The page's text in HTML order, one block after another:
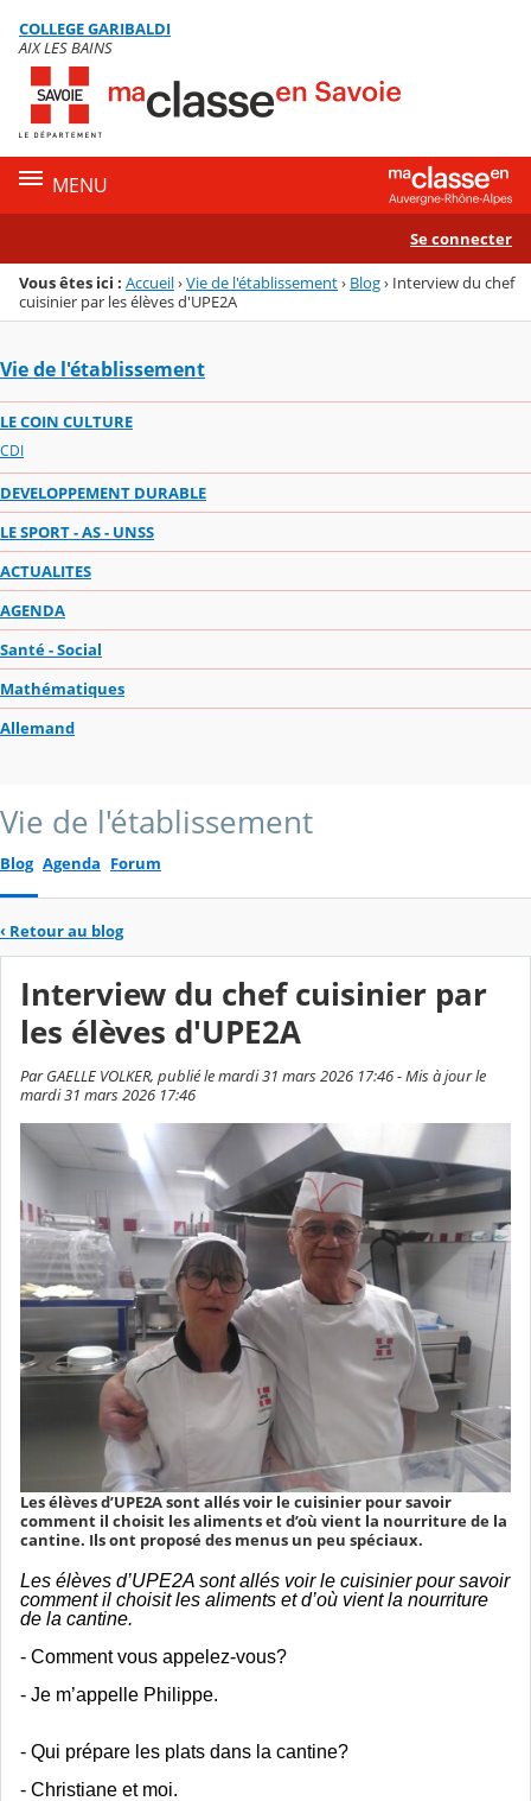
Menu de la rubrique
Contenu
COLLEGE GARIBALDI
AIX LES BAINS
MENU
Se connecter
Vous êtes ici : Accueil›Vie de l'établissement› Blog› Interview du chef
cuisinier par les élèves d'UPE2A
Vie de l'établissement
LE COIN CULTURE
CDI
DEVELOPPEMENT DURABLE
LE SPORT - AS - UNSS
ACTUALITES
AGENDA
Santé - Social
Mathématiques
Allemand
Vie de l'établissement
Blog Agenda Forum
‹ Retour au blog
Interview du chef cuisinier par
les élèves d'UPE2A
Par GAELLE VOLKER, publié le mardi 31 mars 2026 17:46 - Mis à jour le
mardi 31 mars 2026 17:46
Les élèves d’UPE2A sont allés voir le cuisinier pour savoir
comment il choisit les aliments et d’où vient la nourriture de la
cantine. Ils ont proposé des menus un peu spéciaux.
Les élèves d’UPE2A sont allés voir le cuisinier pour savoir
comment il choisit les aliments et d’où vient la nourriture
de la cantine.
- Comment vous appelez-vous?
- Je m’appelle Philippe.
- Qui prépare les plats dans la cantine?
- Christiane et moi.